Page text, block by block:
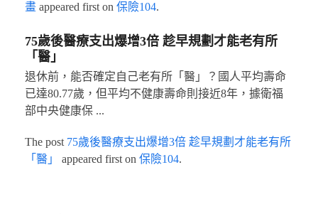
畫appeared first on 保險104.
75歲後醫療支出爆增3倍 趁早規劃才能老有所
「醫」
退休前，能否確定自己老有所「醫」？國人平均壽命
已達80.77歲，但平均不健康壽命則接近8年，據衛福
部中央健康保 ...
The post 75歲後醫療支出爆增3倍 趁早規劃才能老有所
「醫」
appeared first on 保險104.